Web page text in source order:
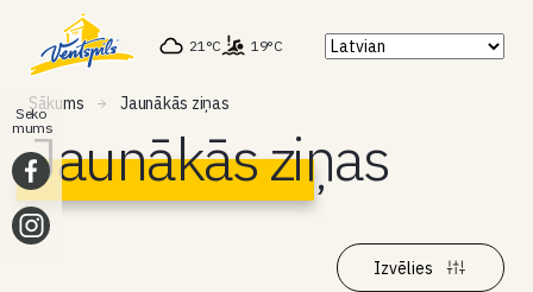
21°C 19°C
Sākums Jaunākās ziņas
Jaunākās ziņas
Izvēlies
Seko
mums